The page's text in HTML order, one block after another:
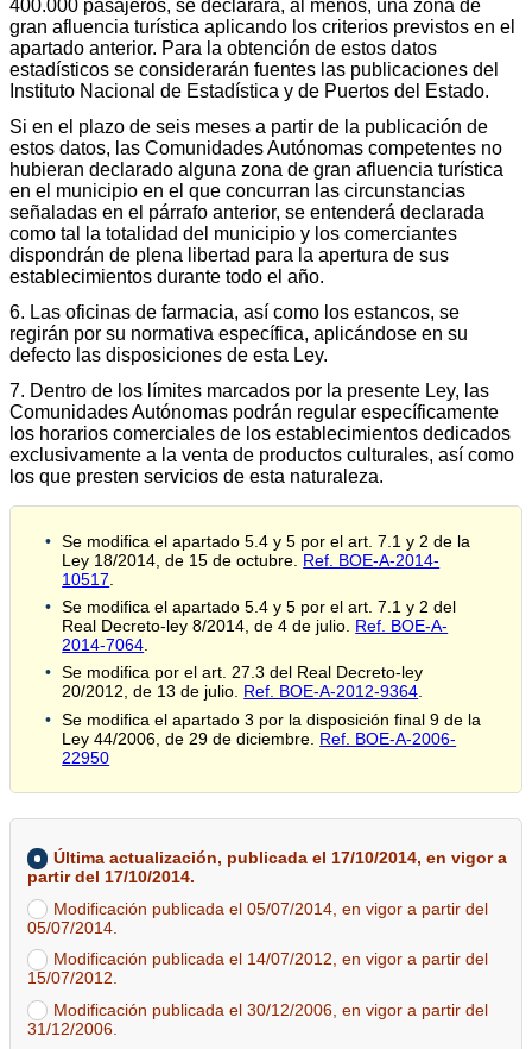
400.000 pasajeros, se declarará, al menos, una zona de
gran afluencia turística aplicando los criterios previstos en el
apartado anterior. Para la obtención de estos datos
estadísticos se considerarán fuentes las publicaciones del
Instituto Nacional de Estadística y de Puertos del Estado.
Si en el plazo de seis meses a partir de la publicación de
estos datos, las Comunidades Autónomas competentes no
hubieran declarado alguna zona de gran afluencia turística
en el municipio en el que concurran las circunstancias
señaladas en el párrafo anterior, se entenderá declarada
como tal la totalidad del municipio y los comerciantes
dispondrán de plena libertad para la apertura de sus
establecimientos durante todo el año.
6. Las oficinas de farmacia, así como los estancos, se
regirán por su normativa específica, aplicándose en su
defecto las disposiciones de esta Ley.
7. Dentro de los límites marcados por la presente Ley, las
Comunidades Autónomas podrán regular específicamente
los horarios comerciales de los establecimientos dedicados
exclusivamente a la venta de productos culturales, así como
los que presten servicios de esta naturaleza.
Se modifica el apartado 5.4 y 5 por el art. 7.1 y 2 de la
Ley 18/2014, de 15 de octubre. Ref. BOE-A-2014-
10517
Se modifica el apartado 5.4 y 5 por el art. 7.1 y 2 del
Real Decreto-ley 8/2014, de 4 de julio. Ref. BOE-A-
2014-7064.
Se modifica por el art. 27.3 del Real Decreto-ley
20/2012, de 13 de julio. Ref. BOE-A-2012-9364.
Se modifica el apartado 3 por la disposición final 9 de la
Ley 44/2006, de 29 de diciembre. Ref. BOE-A-2006-
22950
Última actualización, publicada el 17/10/2014, en vigor a
partir del 17/10/2014.
Modificación publicada el 05/07/2014, en vigor a partir del
05/07/2014.
Modificación publicada el 14/07/2012, en vigor a partir del
15/07/2012.
Modificación publicada el 30/12/2006, en vigor a partir del
31/12/2006.